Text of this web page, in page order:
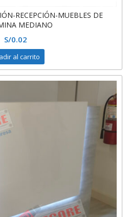
RECEPCIÓN-MUEBLES DE
MEDIANO
S/0.02
al carrito